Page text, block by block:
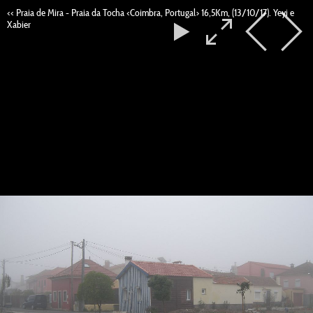
<< Praia de Mira - Praia da Tocha <Coimbra, Portugal> 16,5Km, (13/10/17). Yeyi e
Xabier